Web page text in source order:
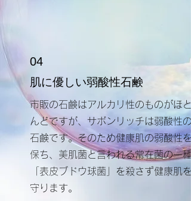
04
​肌に優しい弱酸性石鹸
​市販の石鹸はアルカリ性のものがほと
んどですが、サボンリッチは弱酸性の
石鹸です。そのため健康肌の弱酸性を
保ち、美肌菌と言われる常在菌の一種
「表皮ブドウ球菌」を殺さず健康肌を
守ります。